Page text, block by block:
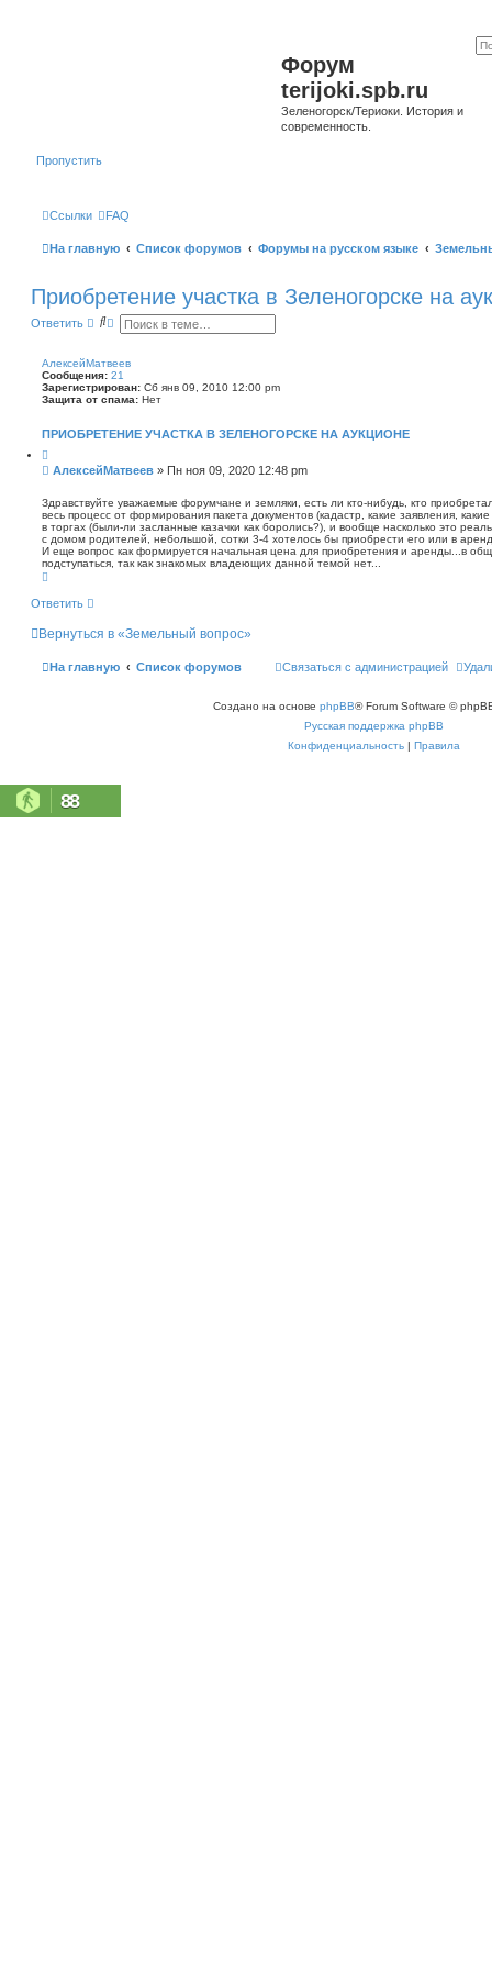
Форум
terijoki.spb.ru
Зеленогорск/Териоки. История и
современность.
Пропустить
Ссылки FAQ
На главную Список форумов Форумы на русском языке
Приобретение участка в Зеленогорске на
Ответить
П
с
к
Р
ш
и
р
е
ы
о
с
к
АлексейМатвеев
Сообщения: 21
Зарегистрирован: Сб янв 09, 2010 12:00 pm
Защита от спама: Нет
ПРИОБРЕТЕНИЕ УЧАСТКА В ЗЕЛЕНОГОРСКЕ НА АУКЦИОНЕ
и
т
т
а
С
о
б
щ
е
н
АлексейМатвеев » Пн ноя 09, 2020 12:48 pm
Здравствуйте уважаемые форумчане и земляки, есть ли кто-нибудь, кто
весь процесс от формирования пакета документов (кадастр, какие заявления,
в торгах (были-ли засланные казачки как боролись?), и вообще насколько это
с домом родителей, небольшой, сотки 3-4 хотелось бы приобрести его или в
И еще вопрос как формируется начальная цена для приобретения и аренды...в
подступаться, так как знакомых владеющих данной темой нет...
н
т
я
Ответить
Вернуться в «Земельный вопрос»
На главную Список форумов Связаться с администрацией
Создано на основе phpBB® Forum Software ©
Русская поддержка phpBB
Конфиденциальность | Правила
88